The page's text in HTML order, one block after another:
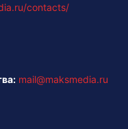
contacts/
mail@maksmedia.ru